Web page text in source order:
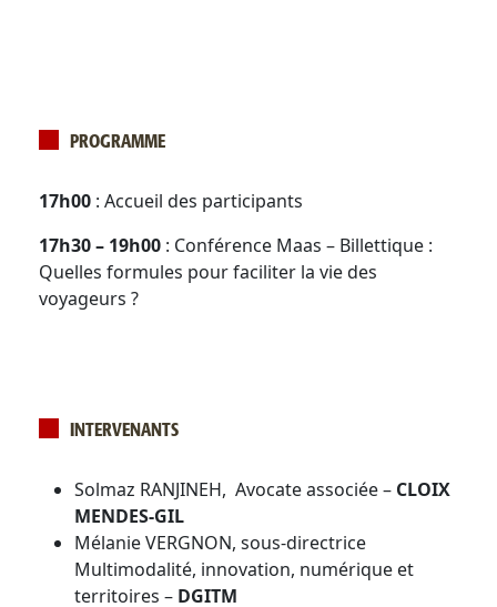
PROGRAMME
17h00 : Accueil des participants
17h30 – 19h00 : Conférence Maas – Billettique :
Quelles formules pour faciliter la vie des
voyageurs ?
INTERVENANTS
Solmaz RANJINEH, Avocate associée – CLOIX
MENDES-GIL
Mélanie VERGNON, sous-directrice
Multimodalité, innovation, numérique et
territoires – DGITM